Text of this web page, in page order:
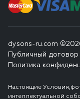
dysons-ru.com
Публичный договор
Политика
Настоящие
интеллектуальной